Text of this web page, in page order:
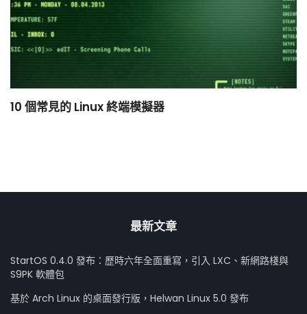
10 個常見的 Linux 終端模擬器
最新文章
StartOS 0.4.0 發布：歷時六年全面重寫，引入 LXC、新網路棧與
S9PK 軟體包
基於 Arch Linux 的桌面發行版，Helwan Linux 5.0 發布